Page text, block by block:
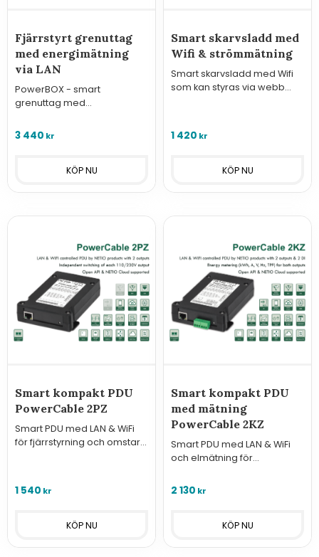
Fjärrstyrt grenuttag
med energimätning
via LAN
PowerBOX - smart
grenuttag med
fjärrstyrning och
och har 4st 230V/16A uttag.
3 440 kr
Smart skarvsladd med
Wifi & strömmätning
Smart skarvsladd med Wifi
som kan styras via webb
mäta strömförbrukning.
1 420 kr
Smart kompakt PDU
PowerCable 2PZ
Smart PDU med LAN & WiFi
för fjärrstyrning och omstart
TV-skärm.
1 540 kr
Smart kompakt PDU
med mätning
PowerCable 2KZ
Smart PDU med LAN & WiFi
och elmätning för
utrustning. Perfekt för
2 130 kr